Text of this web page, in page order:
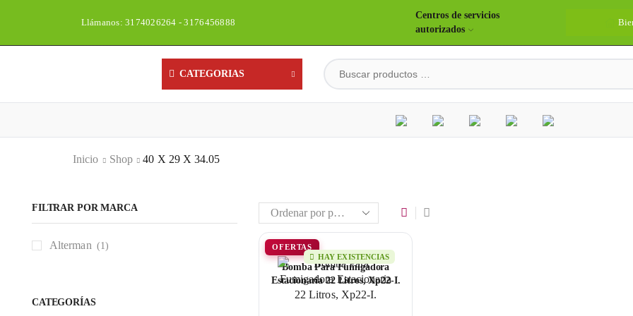
Llámanos: 3174026264 - 3176456888
Centros de servicios
autorizados
CATEGORIAS
Inicio Shop 40 X 29 X 34.05
OFERTAS
HAY EXISTENCIAS
Bomba Para Fumigadora
Estacionaria 22 Litros, Xp22-I.
FILTRAR POR MARCA
Alterman (1)
CATEGORÍAS